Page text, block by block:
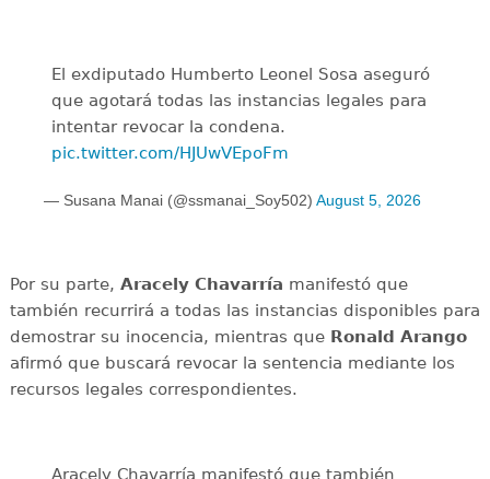
El exdiputado Humberto Leonel Sosa aseguró
que agotará todas las instancias legales para
intentar revocar la condena.
pic.twitter.com/HJUwVEpoFm
— Susana Manai (@ssmanai_Soy502) August 5, 2026
Por su parte, Aracely Chavarría manifestó que
también recurrirá a todas las instancias disponibles para
demostrar su inocencia, mientras que Ronald Arango
afirmó que buscará revocar la sentencia mediante los
recursos legales correspondientes.
Aracely Chavarría manifestó que también